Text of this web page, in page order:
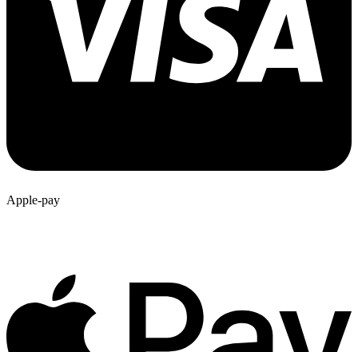
Apple-pay